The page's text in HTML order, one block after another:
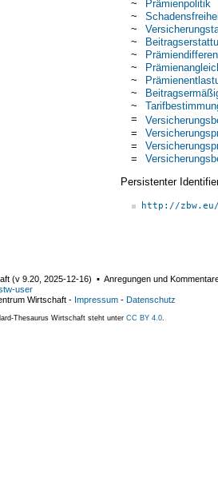
~
Prämienpolitik
~
~
~
~
~
~
~
~
=
=
=
=
Persistenter
http://
(v 9.20 2025-12-16) ▪ Anregungen und
user
Wirtschaft - Impressum - Datenschutz
Thesaurus Wirtschaft steht unter CC BY 4.0